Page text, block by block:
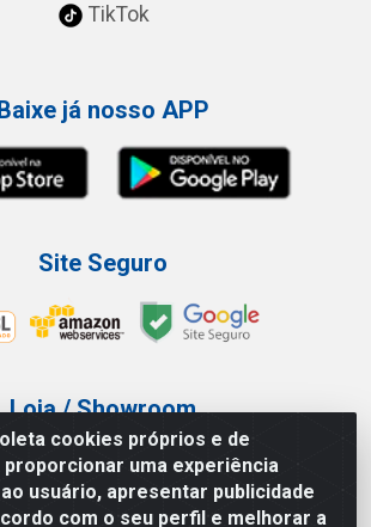
cookies próprios e de
uma experiência
usuário, apresentar publicidade
com o seu perfil e melhorar a
TikTok
já nosso APP
Site Seguro
Loja / Showroom
Tel.: (11) 3227-0546
587/597 - Pari - São Paulo/SP